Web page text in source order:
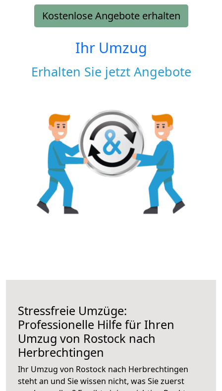
Kostenlose Angebote erhalten
Ihr Umzug
Erhalten Sie jetzt Angebote
Stressfreie Umzüge:
Professionelle Hilfe für Ihren
Umzug von Rostock nach
Herbrechtingen
Ihr Umzug von Rostock nach Herbrechtingen
steht an und Sie wissen nicht, was Sie zuerst